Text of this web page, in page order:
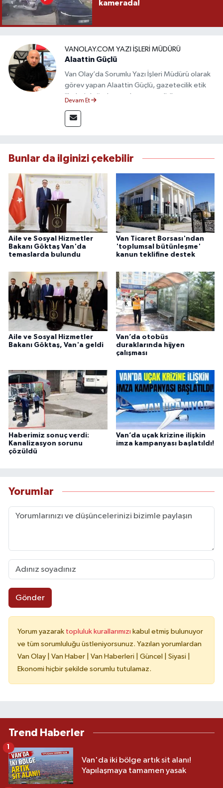
kamerada!
VANOLAY.COM YAZI İŞLERI MÜDÜRÜ
Alaattin Güçlü
Van Olay’da Sorumlu Yazı İşleri Müdürü olarak
görev yapan Alaattin Güçlü, gazetecilik etik
ilkeleri doğrultusunda yayın politikasının
yönetiminden sorumludur. Yerel ve ulusal
gündemi yakından takip eden Güçlü, tarafsız,
etmektedir.
Devam Et
Bunlar da ilginizi çekebilir
Aile ve Sosyal Hizmetler
Bakanı Göktaş Van'da
temaslarda bulundu
Van Ticaret Borsası'ndan
'toplumsal bütünleşme'
kanun teklifine destek
Aile ve Sosyal Hizmetler
Bakanı Göktaş, Van'a geldi
Van’da otobüs
duraklarında hijyen
çalışması
Haberimiz sonuç verdi:
Kanalizasyon sorunu
çözüldü
Van’da uçak krizine ilişkin
imza kampanyası başlatıldı!
Yorumlar
Gönder
Yorum yazarak topluluk kurallarımızı kabul etmiş bulunuyor
ve tüm sorumluluğu üstleniyorsunuz. Yazılan yorumlardan
Van Olay | Van Haber | Van Haberleri | Güncel | Siyasi |
Ekonomi hiçbir şekilde sorumlu tutulamaz.
Trend Haberler
Van'da iki bölge artık sit alanı!
Yapılaşmaya tamamen yasak
1